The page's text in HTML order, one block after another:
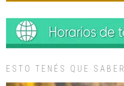
ESTO TENÉS QUE SABER